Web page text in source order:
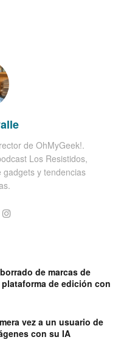
de OhMyGeek!.
Los Resistidos,
y tendencias
de marcas de
de edición con
vez a un usuario de
con su IA